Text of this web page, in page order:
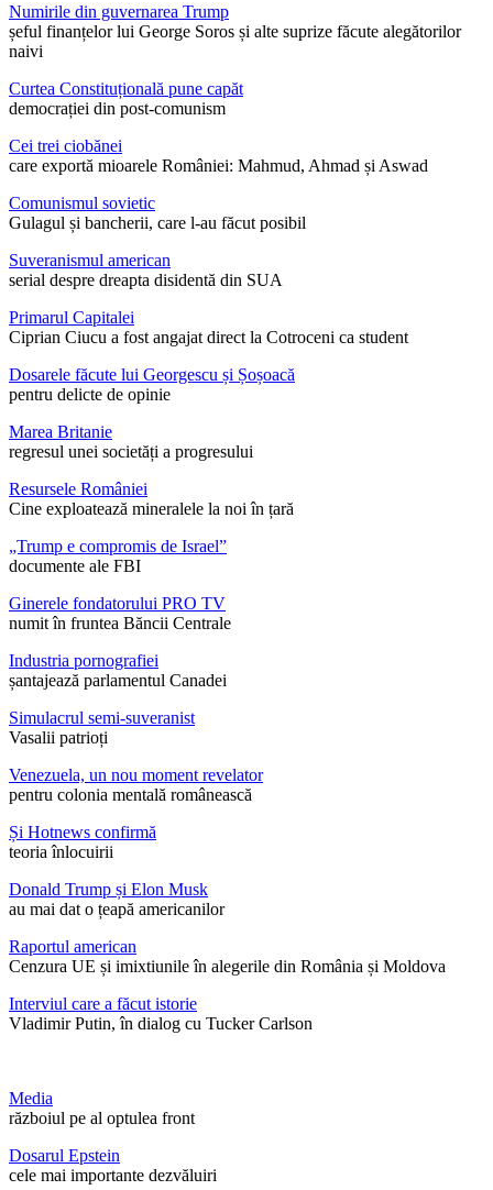
Numirile din guvernarea Trump
șeful finanțelor lui George Soros și alte suprize făcute alegătorilor
naivi
Curtea Constituțională pune capăt
democrației din post-comunism
Cei trei ciobănei
care exportă mioarele României: Mahmud, Ahmad și Aswad
Comunismul sovietic
Gulagul și bancherii, care l-au făcut posibil
Suveranismul american
serial despre dreapta disidentă din SUA
Primarul Capitalei
Ciprian Ciucu a fost angajat direct la Cotroceni ca student
Dosarele făcute lui Georgescu și Șoșoacă
pentru delicte de opinie
Marea Britanie
regresul unei societăți a progresului
Resursele României
Cine exploatează mineralele la noi în țară
„Trump e compromis de Israel”
documente ale FBI
Ginerele fondatorului PRO TV
numit în fruntea Băncii Centrale
Industria pornografiei
șantajează parlamentul Canadei
Simulacrul semi-suveranist
Vasalii patrioți
Venezuela, un nou moment revelator
pentru colonia mentală românească
Și Hotnews confirmă
teoria înlocuirii
Donald Trump și Elon Musk
au mai dat o țeapă americanilor
Raportul american
Cenzura UE și imixtiunile în alegerile din România și Moldova
Interviul care a făcut istorie
Vladimir Putin, în dialog cu Tucker Carlson
Media
războiul pe al optulea front
Dosarul Epstein
cele mai importante dezvăluiri